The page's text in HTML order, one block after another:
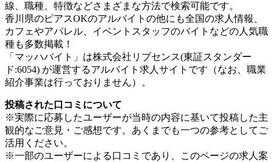
線、職種、特徴などさまざまな方法で検索可能です。
香川県のピアスOKのアルバイトの他にも全国の求人情報、
カフェやアパレル、イベントスタッフのバイトなどの人気職
種も多数掲載！
「マッハバイト」は株式会社リブセンス(東証スタンダー
ド:6054) が運営するアルバイト求人サイトです（なお、職業
紹介事業は行っておりません）。
投稿された口コミについて
※実際に応募したユーザーが当時の内容に基いて投稿した主
観的なご意見・ご感想です。あくまでも一つの参考としてご
活用ください。
※一部のユーザーによる口コミであり、このページの求人案